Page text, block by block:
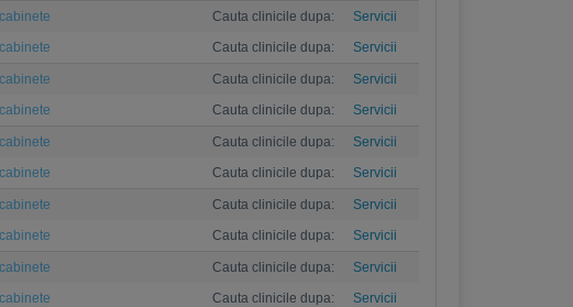
Servicii
Cauta clinicile dupa:
Servicii
Cauta clinicile dupa:
Servicii
Cauta clinicile dupa:
Servicii
Cauta clinicile dupa:
Servicii
Cauta clinicile dupa:
Servicii
Cauta clinicile dupa:
Servicii
Cauta clinicile dupa:
Servicii
Cauta clinicile dupa:
Servicii
Cauta clinicile dupa:
Servicii
Cauta clinicile dupa: